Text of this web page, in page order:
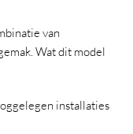
van
Wat dit model
installaties